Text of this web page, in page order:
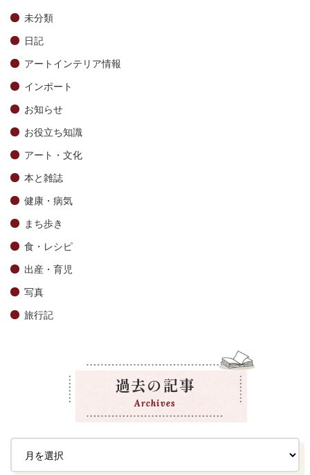
未分類
日記
アートインテリア情報
インポート
お知らせ
お役立ち知識
アート・文化
本と雑誌
健康・病気
まち歩き
食・レシピ
出産・育児
写真
旅行記
過去の記事
Archives